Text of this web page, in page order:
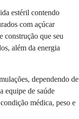
estéril contendo
com açúcar
construção que seu
além da energia
dependendo de
equipe de saúde
médica, peso e